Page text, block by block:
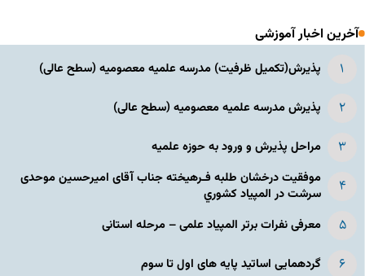
آخرین اخبار آموزشی
پذیرش(تکمیل ظرفیت) مدرسه علمیه معصومیه‌ (سطح عالی)
پذیرش مدرسه علمیه معصومیه‌ (سطح عالی)
مراحل پذیرش و ورود به حوزه علمیه
موفقیت درخشان طلبه فـرهیخته جناب آقای امیرحسین موحدی
سرشت در المپياد كشوري
معرفی نفرات برتر المپیاد علمی – مرحله استانی
گردهمایی اساتید پایه های اول تا سوم